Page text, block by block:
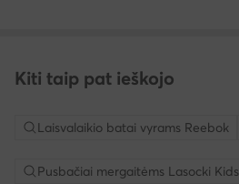
Kiti taip pat ieškojo
Laisvalaikio batai vyrams Reebok
Pusbačiai mergaitėms Lasocki Kids